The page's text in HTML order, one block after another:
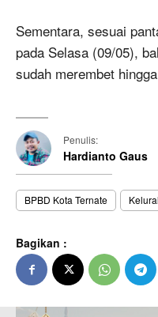
Sementara, sesuai
pada Selasa (09/05),
sudah merembet
Penulis:
Hardianto Gaus
BPBD Kota Ternate
Bagikan :